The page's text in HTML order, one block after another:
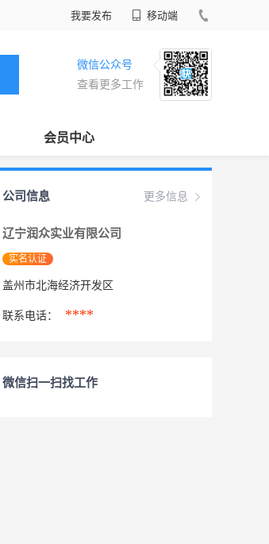
我要发布 移动端
微信公众号
查看更多工作
会员中心
更多信息
公司信息
辽宁润众实业有限公司
实名认证
盖州市北海经济开发区
联系电话： ****
微信扫一扫找工作